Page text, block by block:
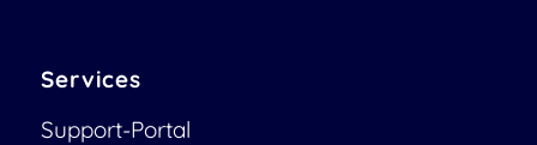
Services
Support-Portal